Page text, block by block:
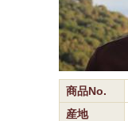
商品No.
産地